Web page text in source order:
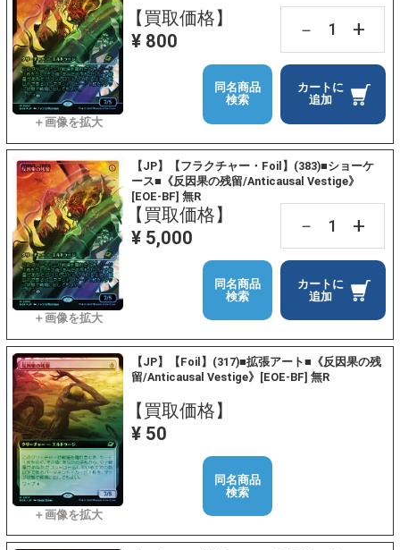
【買取価格】
¥ 800
－ +
カートに
追加
同名商品
検索
【JP】【フラクチャー・Foil】(383)■ショーケ
ース■《反因果の残留/Anticausal Vestige》
[EOE-BF] 無R
【買取価格】
¥ 5,000
－ +
カートに
追加
同名商品
検索
【JP】【Foil】(317)■拡張アート■《反因果の残
留/Anticausal Vestige》[EOE-BF] 無R
【買取価格】
¥ 50
同名商品
検索